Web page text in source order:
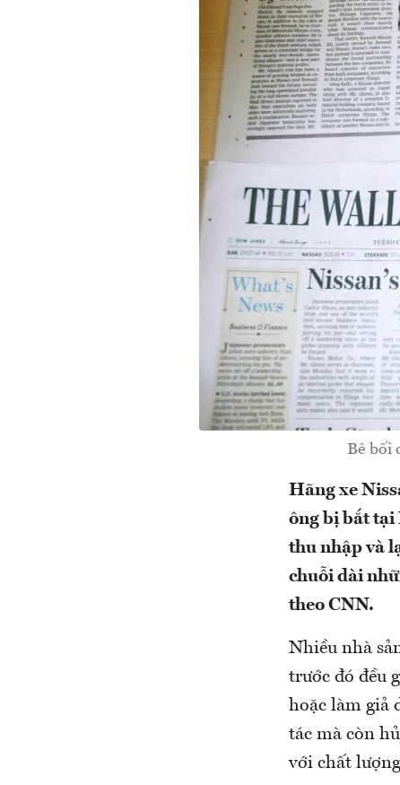
Bê bối
Hãng xe
ông bị bắt tại
thu nhập và
chuỗi dài
theo CNN.
Nhiều nhà
trước đó đều
hoặc làm giả
tác mà còn
với chất